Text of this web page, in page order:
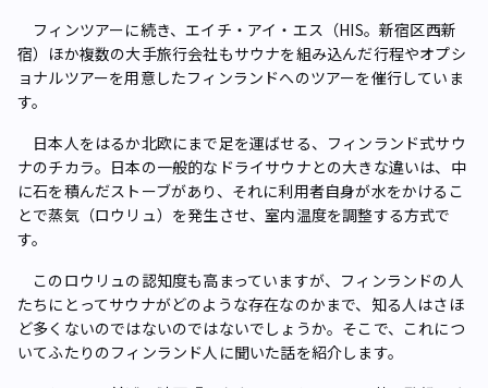
フィンツアーに続き、エイチ・アイ・エス（HIS。新宿区西新
宿）ほか複数の大手旅行会社もサウナを組み込んだ行程やオプシ
ョナルツアーを用意したフィンランドへのツアーを催行していま
す。
日本人をはるか北欧にまで足を運ばせる、フィンランド式サウ
ナのチカラ。日本の一般的なドライサウナとの大きな違いは、中
に石を積んだストーブがあり、それに利用者自身が水をかけるこ
とで蒸気（ロウリュ）を発生させ、室内温度を調整する方式で
す。
このロウリュの認知度も高まっていますが、フィンランドの人
たちにとってサウナがどのような存在なのかまで、知る人はさほ
ど多くないのではないのではないでしょうか。そこで、これにつ
いてふたりのフィンランド人に聞いた話を紹介します。